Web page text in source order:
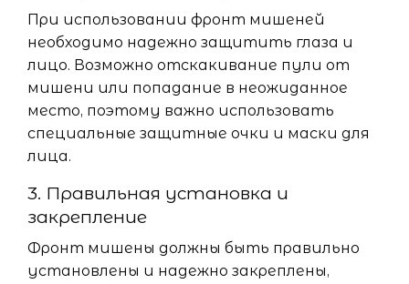
При использовании фронт мишеней
необходимо надежно защитить глаза и
лицо. Возможно отскакивание пули от
мишени или попадание в неожиданное
место, поэтому важно использовать
специальные защитные очки и маски для
лица.
3. Правильная установка и
закрепление
Фронт мишены должны быть правильно
установлены и надежно закреплены,